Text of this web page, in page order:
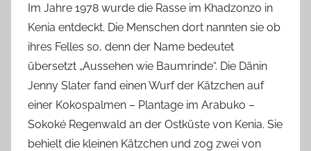
Im Jahre 1978 wurde die Rasse im Khadzonzo in
Kenia entdeckt. Die Menschen dort nannten sie ob
ihres Felles so, denn der Name bedeutet
übersetzt „Aussehen wie Baumrinde“. Die Dänin
Jenny Slater fand einen Wurf der Kätzchen auf
einer Kokospalmen – Plantage im Arabuko –
Sokoké Regenwald an der Ostküste von Kenia. Sie
behielt die kleinen Kätzchen und zog zwei von